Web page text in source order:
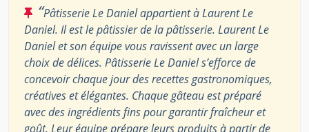
“Pâtisserie Le Daniel appartient à Laurent Le
Daniel. Il est le pâtissier de la pâtisserie. Laurent Le
Daniel et son équipe vous ravissent avec un large
choix de délices. Pâtisserie Le Daniel s’efforce de
concevoir chaque jour des recettes gastronomiques,
créatives et élégantes. Chaque gâteau est préparé
avec des ingrédients fins pour garantir fraîcheur et
goût. Leur équipe prépare leurs produits à partir de